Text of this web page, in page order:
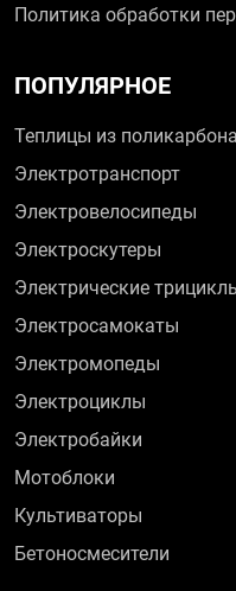
Политика обработки
ПОПУЛЯРНОЕ
Теплицы из
Электротранспорт
Электровелосипеды
Электроскутеры
Электрические
Электросамокаты
Электромопеды
Электроциклы
Электробайки
Мотоблоки
Культиваторы
Бетоносмесители